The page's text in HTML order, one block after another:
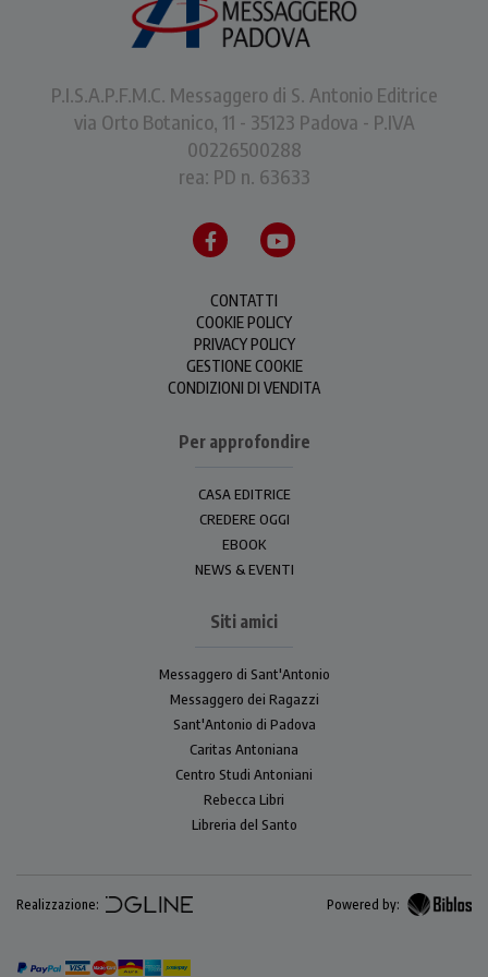
P.I.S.A.P.F.M.C. Messaggero di S. Antonio Editrice
via Orto Botanico, 11 - 35123 Padova - P.IVA
00226500288
rea: PD n. 63633
CONTATTI
COOKIE POLICY
PRIVACY POLICY
GESTIONE COOKIE
CONDIZIONI DI VENDITA
Per approfondire
CASA EDITRICE
CREDERE OGGI
EBOOK
NEWS & EVENTI
Siti amici
Messaggero di Sant'Antonio
Messaggero dei Ragazzi
Sant'Antonio di Padova
Caritas Antoniana
Centro Studi Antoniani
Rebecca Libri
Libreria del Santo
Realizzazione: Powered by: